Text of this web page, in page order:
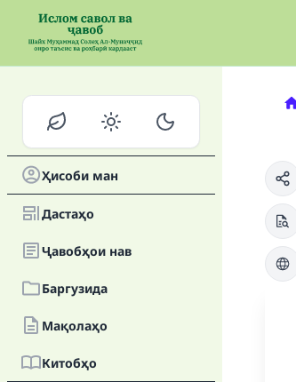
Ҳисоби ман
Дастаҳо
Ҷавобҳои нав
Баргузида
Мақолаҳо
Китобҳо